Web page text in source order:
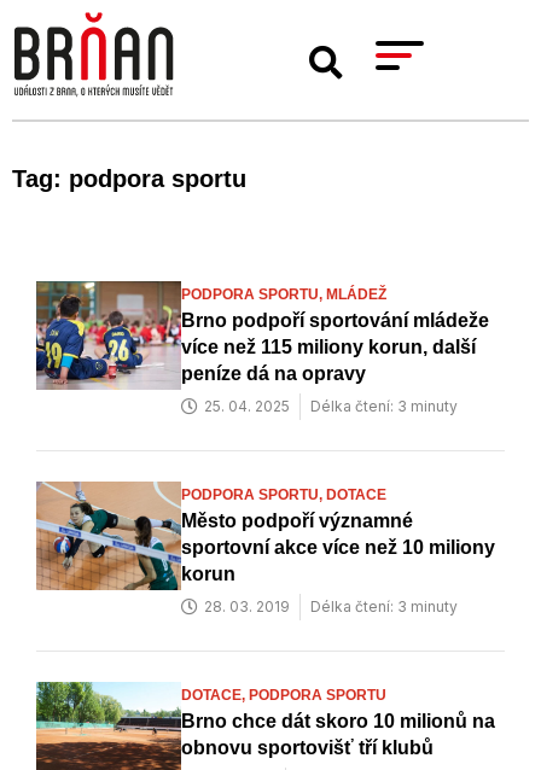
Tag: podpora sportu
PODPORA SPORTU, MLÁDEŽ
Brno podpoří sportování mládeže
více než 115 miliony korun, další
peníze dá na opravy
25. 04. 2025 Délka čtení: 3 minuty
PODPORA SPORTU, DOTACE
Město podpoří významné
sportovní akce více než 10 miliony
korun
28. 03. 2019 Délka čtení: 3 minuty
DOTACE, PODPORA SPORTU
Brno chce dát skoro 10 milionů na
obnovu sportovišť tří klubů